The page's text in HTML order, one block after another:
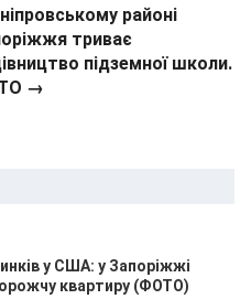
районі
триває
підземної школи.
→
у США: у Запоріжжі
квартиру (ФОТО)